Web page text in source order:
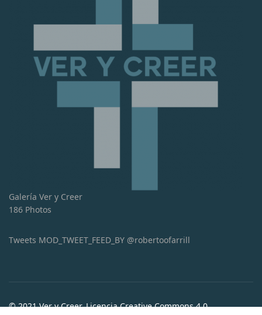
Galería Ver y Creer
186 Photos
Tweets MOD_TWEET_FEED_BY @robertoofarrill
© 2021 Ver y Creer. Licencia Creative Commons 4.0